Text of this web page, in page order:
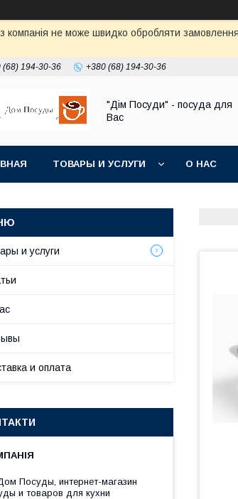
компанія не може швидко обробляти
(68) 194-30-36 +380 (68) 194-30-36
"Дім Посуди" - посуда для
Вас
ТОВАРЫ И УСЛУГИ О НАС
и услуги
и оплата
Посуды, интернет-магазин
и товаров для кухни